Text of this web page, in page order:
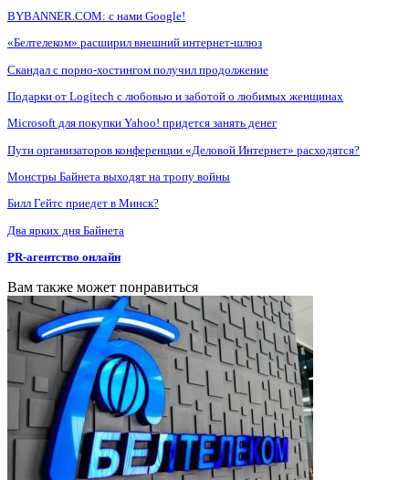
BYBANNER.COM: c нами Google!
«Белтелеком» расширил внешний интернет-шлюз
Скандал с порно-хостингом получил продолжение
Подарки от Logitech с любовью и заботой о любимых женщинах
Microsoft для покупки Yahoo! придется занять денег
Пути организаторов конференции «Деловой Интернет» расходятся?
Монстры Байнета выходят на тропу войны
Билл Гейтс приедет в Минск?
Два ярких дня Байнета
PR-агентство онлайн
Вам также может понравиться